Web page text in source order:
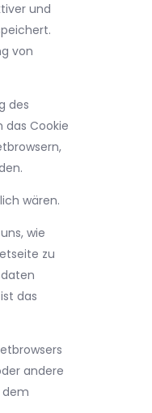
und
von
des
das Cookie
wären.
wie
zu
das
andere
dem